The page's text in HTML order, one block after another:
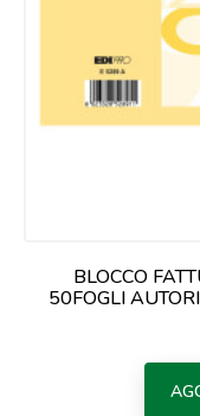
BLOCCO
50FOGLI